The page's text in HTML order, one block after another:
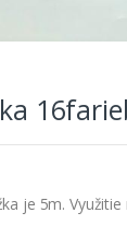
je 5m.